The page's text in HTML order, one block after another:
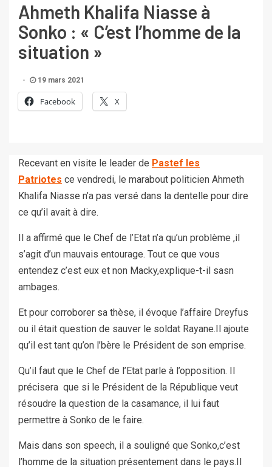
Ahmeth Khalifa Niasse à
Sonko : « C’est l’homme de la
situation »
19 mars 2021
Facebook X
Recevant en visite le leader de Pastef les
Patriotes ce vendredi, le marabout politicien Ahmeth
Khalifa Niasse n’a pas versé dans la dentelle pour dire
ce qu’il avait à dire.
Il a affirmé que le Chef de l’Etat n’a qu’un problème ,il
s’agit d’un mauvais entourage. Tout ce que vous
entendez c’est eux et non Macky,explique-t-il sasn
ambages.
Et pour corroborer sa thèse, il évoque l’affaire Dreyfus
ou il était question de sauver le soldat Rayane.Il ajoute
qu’il est tant qu’on l’bère le Président de son emprise.
Qu’il faut que le Chef de l’Etat parle à l’opposition. Il
précisera que si le Président de la République veut
résoudre la question de la casamance, il lui faut
permettre à Sonko de le faire.
Mais dans son speech, il a souligné que Sonko,c’est
l’homme de la situation présentement dans le pays.Il